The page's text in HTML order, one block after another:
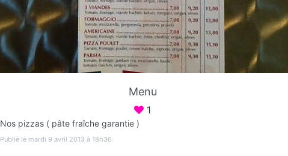
Favori Contacter
Menu
1
Nos pizzas ( pâte fraîche garantie )
Publié le mardi 9 avril 2013 à 18h36